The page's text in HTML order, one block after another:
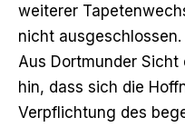
weiterer
nicht ausgeschlossen.
Aus Dortmunder
hin, dass sich die
Verpflichtung des